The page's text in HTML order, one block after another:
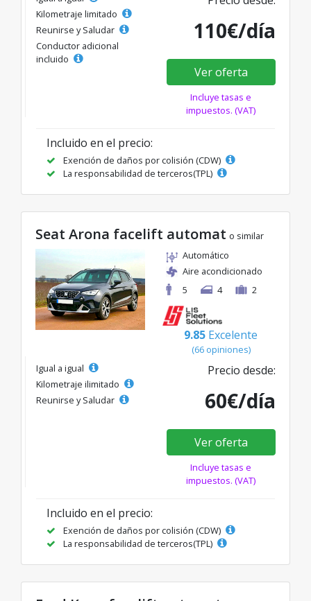
Kilometraje limitado
Reunirse y Saludar
Conductor adicional
incluido
110€/día
Ver oferta
Incluye tasas e
impuestos. (VAT)
Incluido en el precio:
Exención de daños por colisión (CDW)
La responsabilidad de terceros(TPL)
Seat Arona facelift automat o similar
Automático
Aire acondicionado
5
4 2
9.85 Excelente
(66 opiniones)
Igual a igual
Kilometraje ilimitado
Reunirse y Saludar
Precio desde:
60€/día
Ver oferta
Incluye tasas e
impuestos. (VAT)
Incluido en el precio:
Exención de daños por colisión (CDW)
La responsabilidad de terceros(TPL)